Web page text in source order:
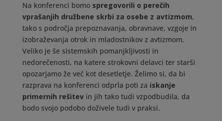
Na konferenci bomo spregovorili o perečih
vprašanjih družbene skrbi za osebe z avtizmom,
tako s področja prepoznavanja, obravnave, vzgoje in
izobraževanja otrok in mladostnikov z avtizmom.
Veliko je še sistemskih pomanjkljivosti in
nedorečenosti, na katere strokovni delavci ter starši
opozarjamo že več kot desetletje. Želimo si, da bi
razprava na konferenci odprla poti za iskanje
primernih rešitevin jih tako tudi vzpodbudila, da
bodo svojo podobo doživele tudi v praksi.